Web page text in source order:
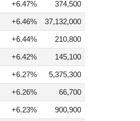
+6.47% 374,500
+6.46% 37,132,000
+6.44% 210,800
+6.42% 145,100
+6.27% 5,375,300
+6.26% 66,700
+6.23% 900,900